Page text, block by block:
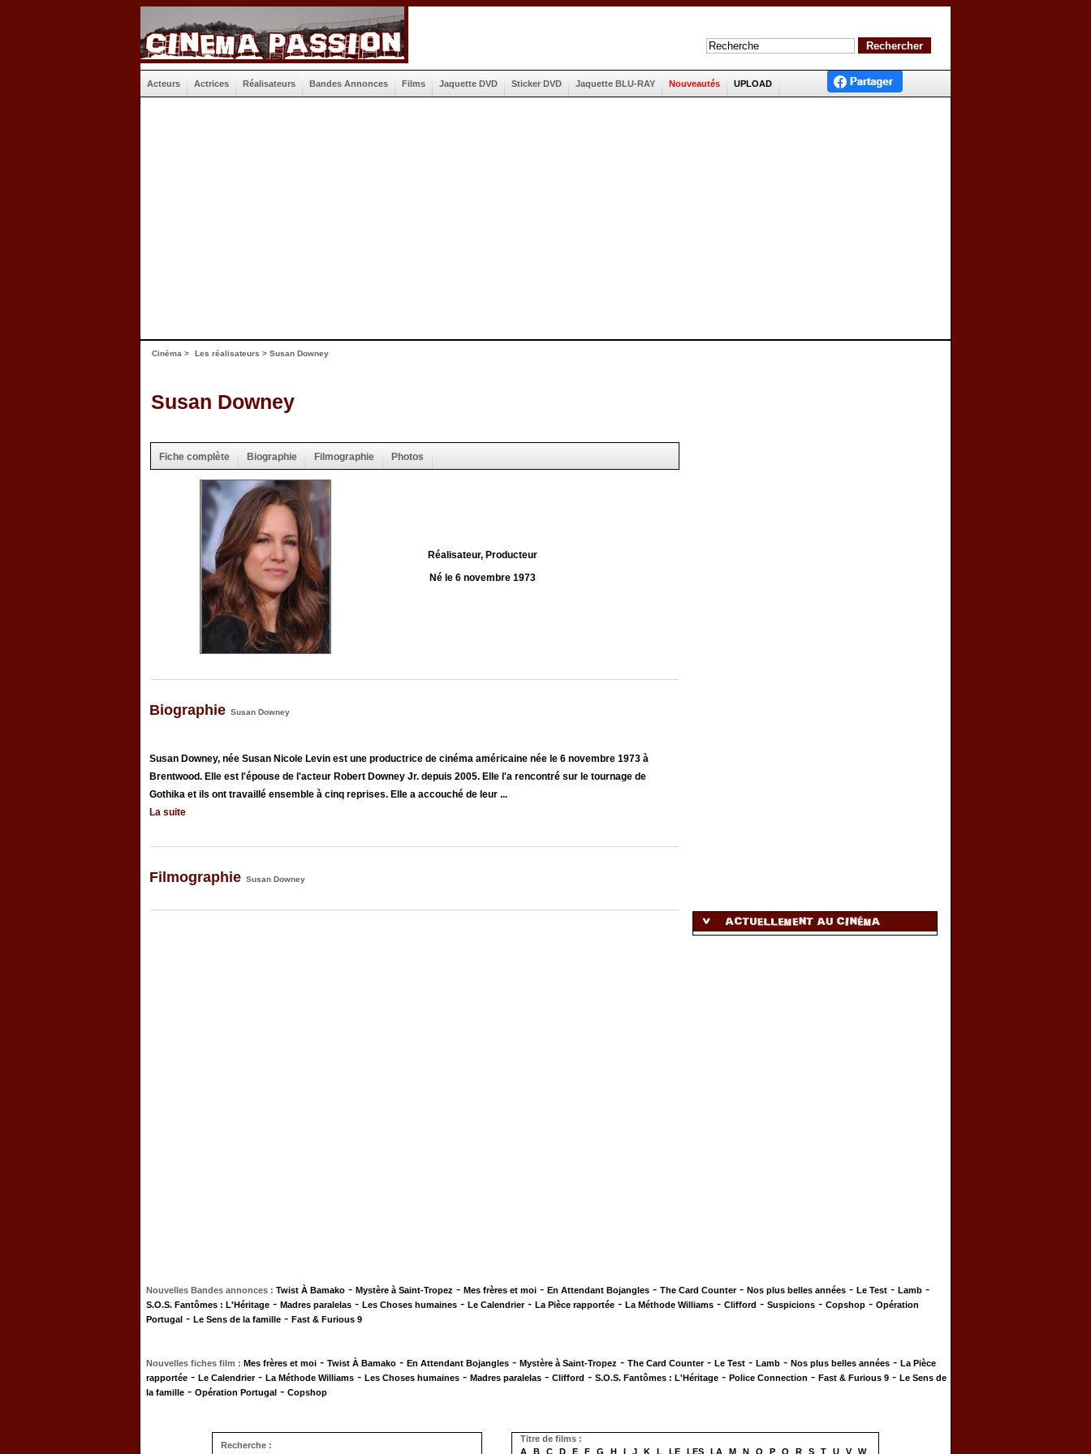
Acteurs Actrices Réalisateurs Bandes Annonces Films Jaquette DVD Sticker DVD Jaquette BLU-RAY Nouveautés UPLOAD
Cinéma > Les réalisateurs > Susan Downey
Susan Downey
Fiche complète Biographie Filmographie Photos
Réalisateur, Producteur
Né le 6 novembre 1973
Biographie Susan Downey
Susan Downey, née Susan Nicole Levin est une productrice de cinéma américaine née le 6 novembre 1973 à
Brentwood. Elle est l'épouse de l'acteur Robert Downey Jr. depuis 2005. Elle l'a rencontré sur le tournage de
Gothika et ils ont travaillé ensemble à cinq reprises. Elle a accouché de leur ...
La suite
Filmographie Susan Downey
Nouvelles Bandes annonces : Twist À Bamako - Mystère à Saint-Tropez - Mes frères et moi - En Attendant Bojangles - The Card Counter- Nos plus belles années - Le Test - Lamb -
S.O.S. Fantômes : L'Héritage - Madres paralelas - Les Choses humaines - Le Calendrier- La Pièce rapportée - La Méthode Williams - Clifford - Suspicions - Copshop - Opération
Portugal - Le Sens de la famille - Fast & Furious 9
Nouvelles fiches film : Mes frères et moi - Twist À Bamako - En Attendant Bojangles - Mystère à Saint-Tropez - The Card Counter- Le Test - Lamb - Nos plus belles années - La Pièce
rapportée - Le Calendrier- La Méthode Williams - Les Choses humaines - Madres paralelas - Clifford - S.O.S. Fantômes : L'Héritage - Police Connection - Fast & Furious 9 - Le Sens de
la famille - Opération Portugal - Copshop
Recherche :
Titre de films :
A
B C D E F G H I J K L LE LES LA M N O P Q R S T U V
W